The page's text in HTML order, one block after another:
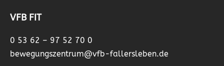
VFB FIT
0 53 62 – 97 52 70 0
bewegungszentrum@vfb-fallersleben.de